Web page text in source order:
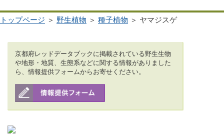
トップページ ＞ 野生植物 ＞ 種子植物 ＞ ヤマジスゲ
京都府レッドデータブックに掲載されている野生生物
や地形・地質、生態系などに関する情報がありました
ら、情報提供フォームからお寄せください。